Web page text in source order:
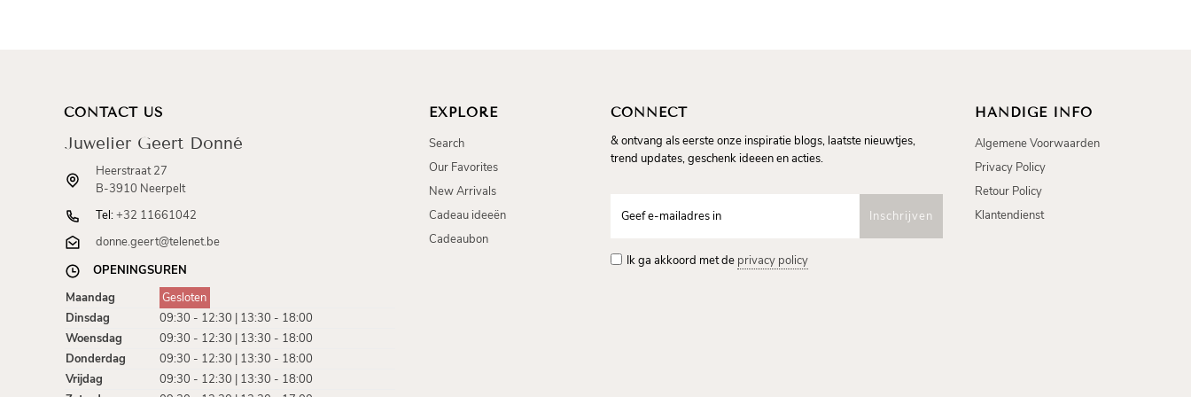
CONTACT US
Juwelier Geert Donné
Heerstraat 27
B-3910 Neerpelt
Tel:+32 11661042
donne.geert@telenet.be
OPENINGSUREN
Maandag
Gesloten
Dinsdag
09:30 - 12:30 | 13:30 - 18:00
Woensdag
09:30 - 12:30 | 13:30 - 18:00
Donderdag
09:30 - 12:30 | 13:30 - 18:00
Vrijdag
09:30 - 12:30 | 13:30 - 18:00
EXPLORE
Search
Our Favorites
New Arrivals
Cadeau ideeën
Cadeaubon
CONNECT
& ontvang als eerste onze inspiratie blogs, laatste nieuwtjes,
trend updates, geschenk ideeen en acties.
Ik ga akkoord met de privacy policy
HANDIGE INFO
Algemene Voorwaarden
Privacy Policy
Retour Policy
Klantendienst